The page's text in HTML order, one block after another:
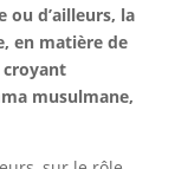
ou d’ailleurs, la
en matière de
croyant
musulmane,